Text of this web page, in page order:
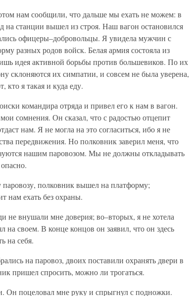
нам сообщили, что дальше мы ехать не можем: в
на станции вышел из строя. Наш вагон остановился
офицеры–добровольцы. Я увидела мужчин с
разных родов войск. Белая армия состояла из
идея активной борьбы против большевиков. По их
склоняются их симпатии, и совсем не была уверена,
кто я такая и куда еду.
командира отряда и привел его к нам в вагон.
сомнения. Он сказал, что с радостью отцепит
нам. Я не могла на это согласиться, ибо я не
передвижения. Но полковник заверил меня, что
нашим паровозом. Мы не должны откладывать
полковник вышел на платформу;
нам ехать без охраны.
не внушали мне доверия; во–вторых, я не хотела
на своем. В конце концов он заявил, что он здесь
на себя.
на паровоз, двоих поставили охранять двери в
пришел спросить, можно ли трогаться.
Он поцеловал мне руку и спрыгнул с подножки.